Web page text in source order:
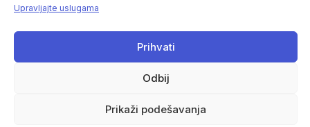
Upravljajte uslugama
Prihvati
Odbij
Prikaži podešavanja
POŠALJI VIJEST
Imate vijest za nas? Javite nam se na
redakcija@prnjavorinfo.com
Politika kolačića